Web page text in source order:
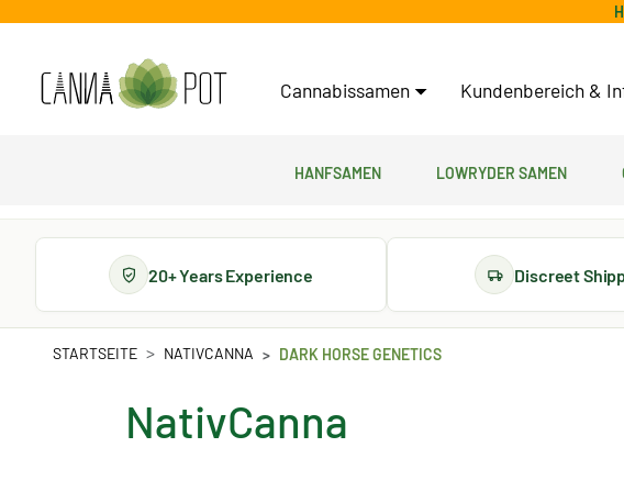
Cannabissamen Kundenbereich &
Hanfsamen Lowryder Samen
20+ Years Experience Discreet
STARTSEITE NATIVCANNA DARK HORSE GENETICS
NativCanna